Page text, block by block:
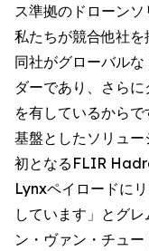
ス準拠のドローンソ
私たちが競合他社を
同社がグローバル
ダーであり、さら
を有しているから
基盤としたソリュ
初となるFLIR
Lynxペイロードに
しています」とグ
ン・ヴァン・チュ